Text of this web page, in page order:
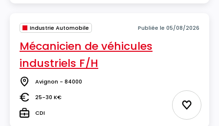
Industrie Automobile Publiée le 05/08/2026
Mécanicien de véhicules
industriels F/H
Lieu Avignon - 84000
Salaire25-30 K€
TypeCDI Ajouter